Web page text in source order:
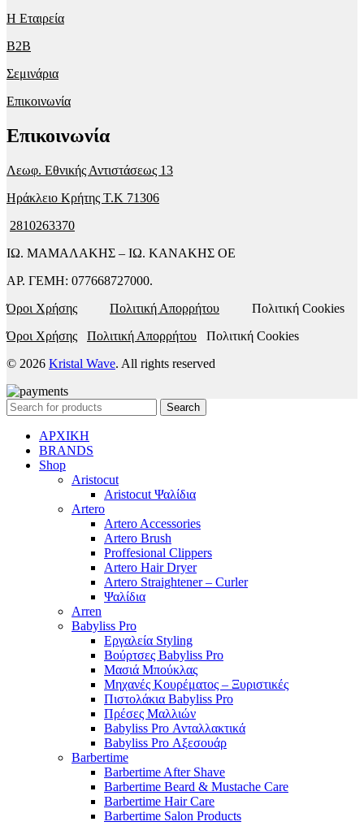
Η Εταιρεία
B2B
Σεμινάρια
Επικοινωνία
Επικοινωνία
Λεωφ. Εθνικής Αντιστάσεως 13
Ηράκλειο Κρήτης T.K 71306
2810263370
ΙΩ. ΜΑΜΑΛΑΚΗΣ – ΙΩ. ΚΑΝΑΚΗΣ ΟΕ
ΑΡ. ΓΕΜΗ: 077668727000.
Όροι Χρήσης
Πολιτική Απορρήτου Πολιτική Cookies
Όροι Χρήσης
Πολιτική Απορρήτου Πολιτική Cookies
© 2026 Kristal Wave. All rights reserved
Search
ΑΡΧΙΚΗ
BRANDS
Shop
Aristocut
Aristocut Ψαλίδια
Artero
Artero Accessories
Artero Brush
Proffesional Clippers
Artero Hair Dryer
Artero Straightener – Curler
Ψαλίδια
Arren
Babyliss Pro
Εργαλεία Styling
Βούρτσες Babyliss Pro
Μασιά Μπούκλας
Μηχανές Κουρέματος – Ξυριστικές
Πιστολάκια Babyliss Pro
Πρέσες Μαλλιών
Babyliss Pro Ανταλλακτικά
Babyliss Pro Αξεσουάρ
Barbertime
Barbertime After Shave
Barbertime Beard & Mustache Care
Barbertime Hair Care
Barbertime Salon Products